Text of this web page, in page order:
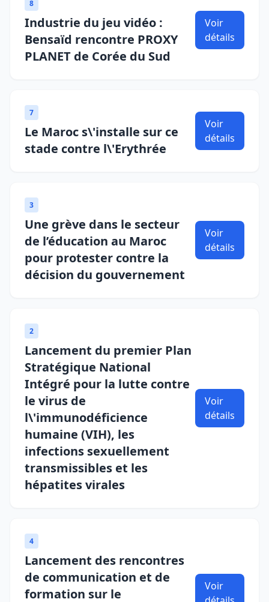
8
Industrie du jeu vidéo :
Bensaïd rencontre PROXY
PLANET de Corée du Sud
Voir
détails
7
Le Maroc s\'installe sur ce
stade contre l\'Erythrée
Voir
détails
3
Une grève dans le secteur
de l’éducation au Maroc
pour protester contre la
décision du gouvernement
Voir
détails
2
Lancement du premier Plan
Stratégique National
Intégré pour la lutte contre
le virus de
l\'immunodéficience
humaine (VIH), les
infections sexuellement
transmissibles et les
hépatites virales
Voir
détails
4
Lancement des rencontres
de communication et de
formation sur le
Voir